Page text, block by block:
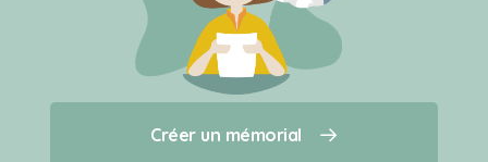
Créer un mémorial
Qui sommes-nous ?
Créer un mémorial